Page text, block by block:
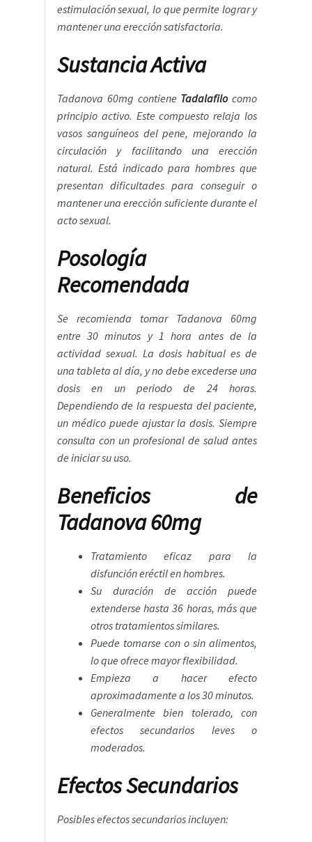
Sobre nosotros
estimulación sexual, lo que permite lograr y
mantener una erección satisfactoria.
Sustancia Activa
Tadanova 60mg contiene Tadalafilocomo
principio activo. Este compuesto relaja los
vasos sanguíneos del pene, mejorando la
circulación y facilitando una erección
natural. Está indicado para hombres que
presentan dificultades para conseguir o
mantener una erección suficiente durante el
acto sexual.
Posología
Recomendada
Se recomienda tomar Tadanova 60mg
entre 30 minutos y 1 hora antes de la
actividad sexual. La dosis habitual es de
una tableta al día, y no debe excederse una
dosis en un periodo de 24 horas.
Dependiendo de la respuesta del paciente,
un médico puede ajustar la dosis. Siempre
consulta con un profesional de salud antes
de iniciar su uso.
Beneficios de
Tadanova 60mg
Tratamiento eficaz para la
disfunción eréctil en hombres.
Su duración de acción puede
extenderse hasta 36 horas, más que
otros tratamientos similares.
Puede tomarse con o sin alimentos,
lo que ofrece mayor flexibilidad.
Empieza a hacer efecto
aproximadamente a los 30 minutos.
Generalmente bien tolerado, con
efectos secundarios leves o
moderados.
Efectos Secundarios
Posibles efectos secundarios incluyen: